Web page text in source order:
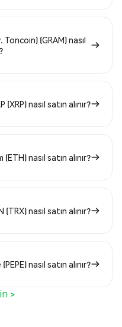
Toncoin) (GRAM) nasıl
(XRP) nasıl satın alınır?
nasıl satın alınır?
(TRX) nasıl satın alınır?
nasıl satın alınır?
>